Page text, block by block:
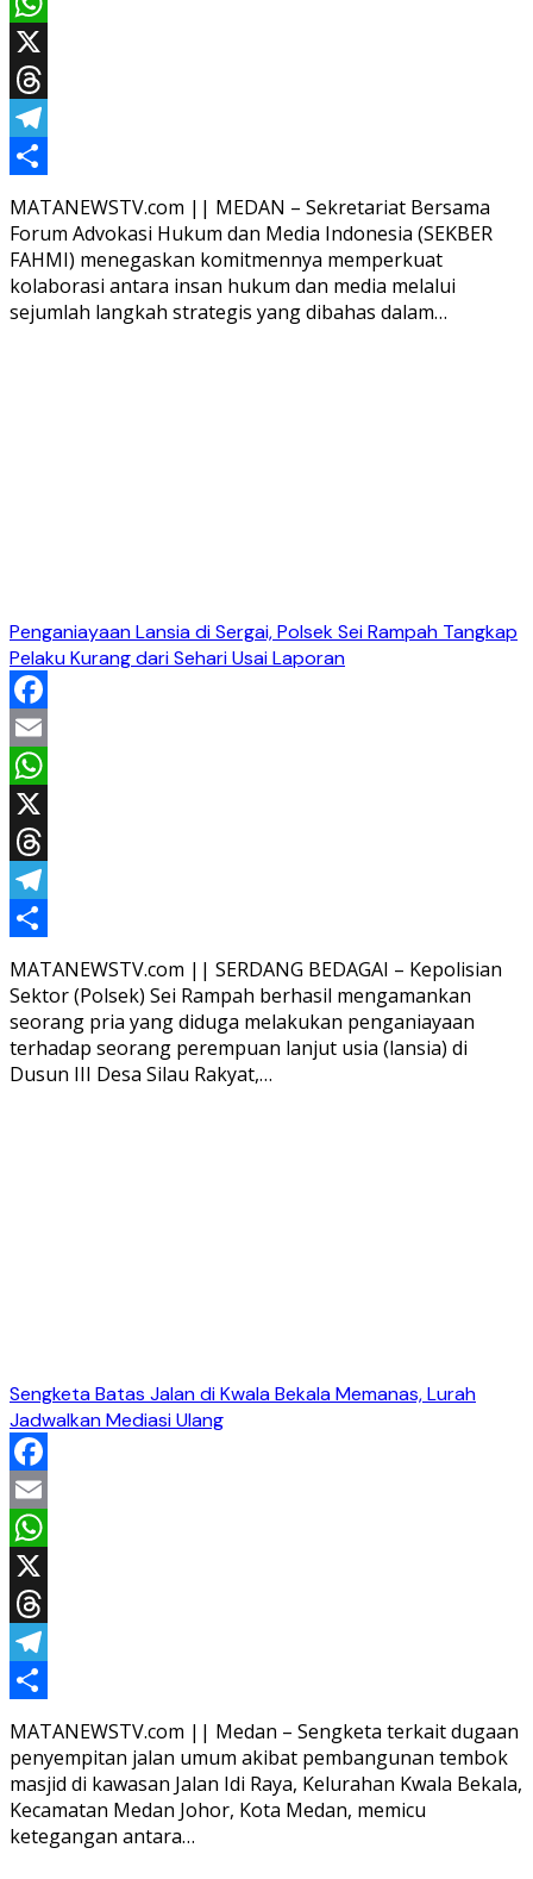
WhatsApp
X
Threads
Telegram
Share
MATANEWSTV.com || MEDAN – Sekretariat Bersama
Forum Advokasi Hukum dan Media Indonesia (SEKBER
FAHMI) menegaskan komitmennya memperkuat
kolaborasi antara insan hukum dan media melalui
sejumlah langkah strategis yang dibahas dalam…
Penganiayaan Lansia di Sergai, Polsek Sei Rampah Tangkap
Pelaku Kurang dari Sehari Usai Laporan
Facebook
Email
WhatsApp
X
Threads
Telegram
Share
MATANEWSTV.com || SERDANG BEDAGAI – Kepolisian
Sektor (Polsek) Sei Rampah berhasil mengamankan
seorang pria yang diduga melakukan penganiayaan
terhadap seorang perempuan lanjut usia (lansia) di
Dusun III Desa Silau Rakyat,…
Sengketa Batas Jalan di Kwala Bekala Memanas, Lurah
Jadwalkan Mediasi Ulang
Facebook
Email
WhatsApp
X
Threads
Telegram
Share
MATANEWSTV.com || Medan – Sengketa terkait dugaan
penyempitan jalan umum akibat pembangunan tembok
masjid di kawasan Jalan Idi Raya, Kelurahan Kwala Bekala,
Kecamatan Medan Johor, Kota Medan, memicu
ketegangan antara…